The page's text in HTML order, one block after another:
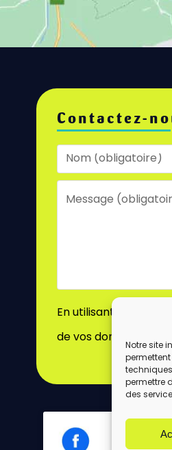
Notre site
permettre
des
Contactez-
En utilisant ce
de vos données par